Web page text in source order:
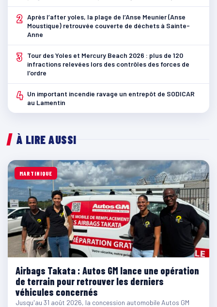
2 Après l’after yoles, la plage de l’Anse Meunier (Anse
Moustique) retrouvée couverte de déchets à Sainte-
Anne
3
Tour des Yoles et Mercury Beach 2026 : plus de 120
infractions relevées lors des contrôles des forces de
l’ordre
4 Un important incendie ravage un entrepôt de SODICAR
au Lamentin
À LIRE AUSSI
MARTINIQUE
Airbags Takata : Autos GM lance une opération
de terrain pour retrouver les derniers
véhicules concernés
Jusqu'au 31 août 2026, la concession automobile Autos GM